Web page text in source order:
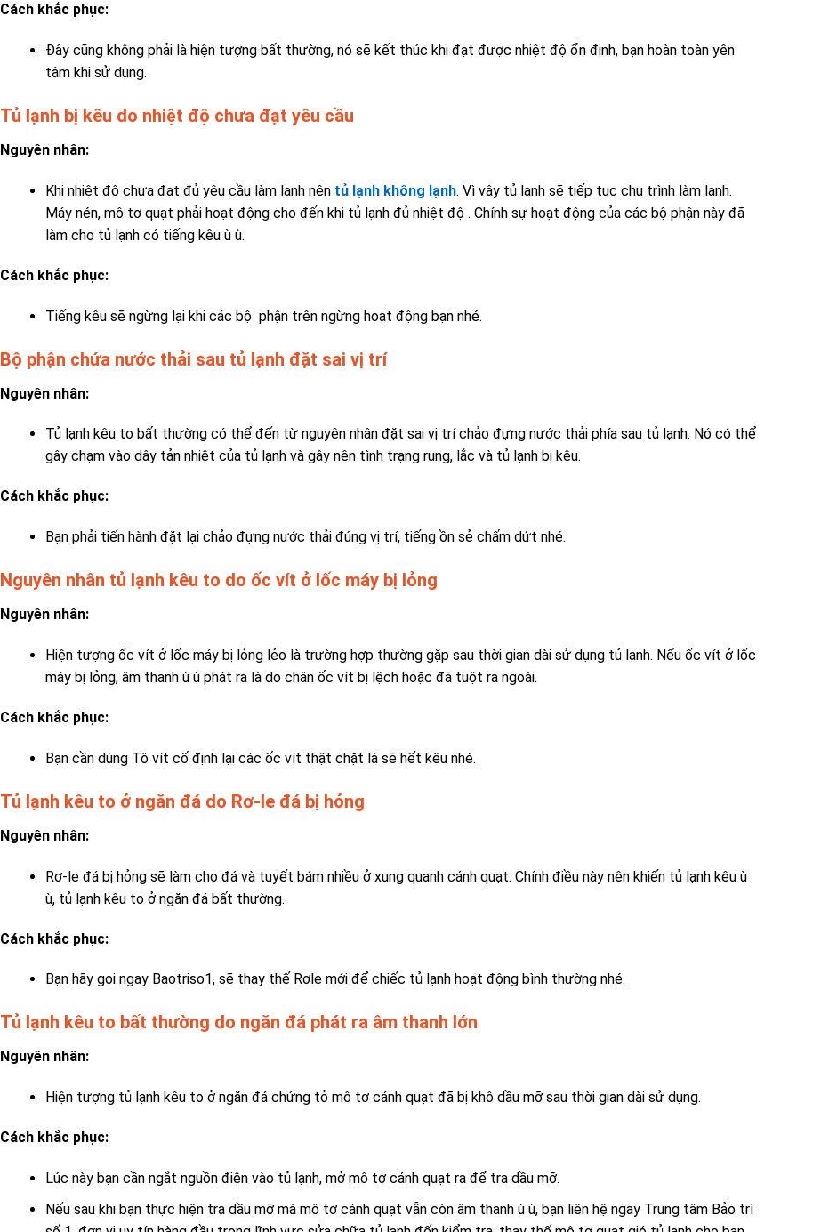
Cách khắc phục:
Đây cũng không phải là hiện tượng bất thường, nó sẽ kết thúc khi đạt được nhiệt độ ổn định, bạn hoàn toàn yên
tâm khi sử dụng.
Tủ lạnh bị kêu do nhiệt độ chưa đạt yêu cầu
Nguyên nhân:
Khi nhiệt độ chưa đạt đủ yêu cầu làm lạnh nên tủ lạnh không lạnh. Vì vậy tủ lạnh sẽ tiếp tục chu trình làm lạnh.
Máy nén, mô tơ quạt phải hoạt động cho đến khi tủ lạnh đủ nhiệt độ . Chính sự hoạt động của các bộ phận này đã
làm cho tủ lạnh có tiếng kêu ù ù.
Cách khắc phục:
Tiếng kêu sẽ ngừng lại khi các bộ phận trên ngừng hoạt động bạn nhé.
Bộ phận chứa nước thải sau tủ lạnh đặt sai vị trí
Nguyên nhân:
Tủ lạnh kêu to bất thường có thể đến từ nguyên nhân đặt sai vị trí chảo đựng nước thải phía sau tủ lạnh. Nó có thể
gây chạm vào dây tản nhiệt của tủ lạnh và gây nên tình trạng rung, lắc và tủ lạnh bị kêu.
Cách khắc phục:
Bạn phải tiến hành đặt lại chảo đựng nước thải đúng vị trí, tiếng ồn sẻ chấm dứt nhé.
Nguyên nhân tủ lạnh kêu to do ốc vít ở lốc máy bị lỏng
Nguyên nhân:
Hiện tượng ốc vít ở lốc máy bị lỏng lẻo là trường hợp thường gặp sau thời gian dài sử dụng tủ lạnh. Nếu ốc vít ở lốc
máy bị lỏng, âm thanh ù ù phát ra là do chân ốc vít bị lệch hoặc đã tuột ra ngoài.
Cách khắc phục:
Bạn cần dùng Tô vít cố định lại các ốc vít thật chặt là sẽ hết kêu nhé.
Tủ lạnh kêu to ở ngăn đá do Rơ-le đá bị hỏng
Nguyên nhân:
Rơ-le đá bị hỏng sẽ làm cho đá và tuyết bám nhiều ở xung quanh cánh quạt. Chính điều này nên khiến tủ lạnh kêu ù
ù, tủ lạnh kêu to ở ngăn đá bất thường.
Cách khắc phục:
Bạn hãy gọi ngay Baotriso1, sẽ thay thế Rơle mới để chiếc tủ lạnh hoạt động bình thường nhé.
Tủ lạnh kêu to bất thường do ngăn đá phát ra âm thanh lớn
Nguyên nhân:
Hiện tượng tủ lạnh kêu to ở ngăn đá chứng tỏ mô tơ cánh quạt đã bị khô dầu mỡ sau thời gian dài sử dụng.
Cách khắc phục:
Lúc này bạn cần ngắt nguồn điện vào tủ lạnh, mở mô tơ cánh quạt ra để tra dầu mỡ.
Nếu sau khi bạn thực hiện tra dầu mỡ mà mô tơ cánh quạt vẫn còn âm thanh ù ù, bạn liên hệ ngay Trung tâm Bảo trì